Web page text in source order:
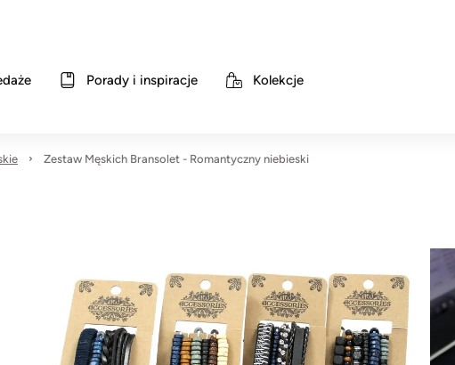
Porady i inspiracje Kolekcje
Zestaw Męskich Bransolet - Romantyczny niebieski